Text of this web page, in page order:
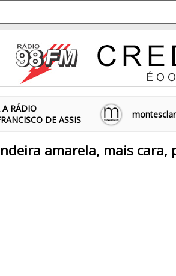
A RÁDIO
DE ASSIS
amarela, mais cara,